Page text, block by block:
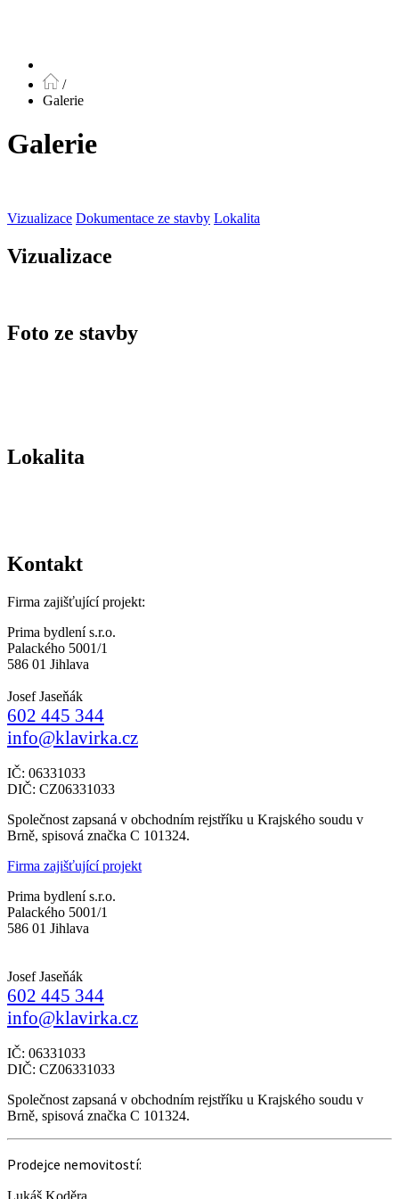
/
Galerie
Galerie
Vizualizace Dokumentace ze stavby Lokalita
Vizualizace
Foto ze stavby
Lokalita
Kontakt
Firma zajišťující projekt:
Prima bydlení s.r.o.
Palackého 5001/1
586 01 Jihlava
Josef Jaseňák
602 445 344
info@klavirka.cz
IČ: 06331033
DIČ: CZ06331033
Společnost zapsaná v obchodním rejstříku u Krajského soudu v
Brně, spisová značka C 101324.
Firma zajišťující projekt
Prima bydlení s.r.o.
Palackého 5001/1
586 01 Jihlava
Josef Jaseňák
602 445 344
info@klavirka.cz
IČ: 06331033
DIČ: CZ06331033
Společnost zapsaná v obchodním rejstříku u Krajského soudu v
Brně, spisová značka C 101324.
Prodejce nemovitostí: